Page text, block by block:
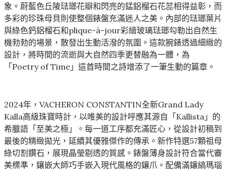
象。蔚藍色丘陵琺瑯花瓣和閃亮的錳鋁榴石花蕊相得益彰，而
多彩的珍珠母貝則使整個錶盤充滿迷人之美。內部的琺瑯葉片
與綠色鈣鋁榴石和plique-à-jour彩繪玻璃琺瑯勾勒出自然生
機勃勃的場景，散發出生動活潑的氛圍。這款腕錶透過細緻的
設計，將時間的流逝與大自然四季更替融為一體，為
「Poetry of Time」這首時間之詩增添了一筆生動的篇章。
2024年，VACHERON CONSTANTIN全新Grand Lady
Kalla高級珠寶時計，以唯美的設計呼應其源自「Kallista」的
希臘語「至美之極」。每一道工序都充滿匠心，從設計初稿到
最後的精緻拋光，延續其優雅傑作的傳承。新作特選57顆祖母
綠切割鑽石，展現晶瑩剔透的質感。錶盤薄身設計符合當代審
美標準，鑲嵌大師巧手嵌入現代風格的鑲爪。配備滿鑲縞瑪瑙